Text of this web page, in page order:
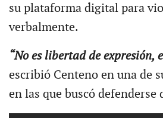
su plataforma digital para
verbalmente.
“No es libertad de expresión,
escribió Centeno en una de
en las que buscó defenderse